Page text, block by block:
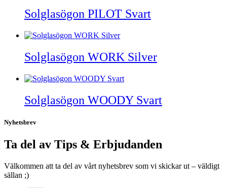
Solglasögon PILOT Svart
Solglasögon WORK Silver
Solglasögon WOODY Svart
Nyhetsbrev
Ta del av Tips & Erbjudanden
Välkommen att ta del av vårt nyhetsbrev som vi skickar ut – väldigt
sällan ;)